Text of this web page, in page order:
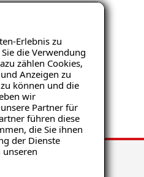
Erlebnis zu
die Verwendung
zählen Cookies,
Anzeigen zu
können und die
wir
Partner für
führen diese
die Sie ihnen
der Dienste
unseren